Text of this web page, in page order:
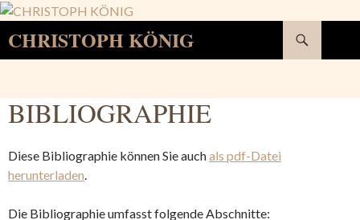
CHRISTOPH KÖNIG
BIBLIOGRAPHIE
Diese Bibliographie können Sie auchals pdf-Datei
herunterladen.
Die Bibliographie umfasst folgende Abschnitte: